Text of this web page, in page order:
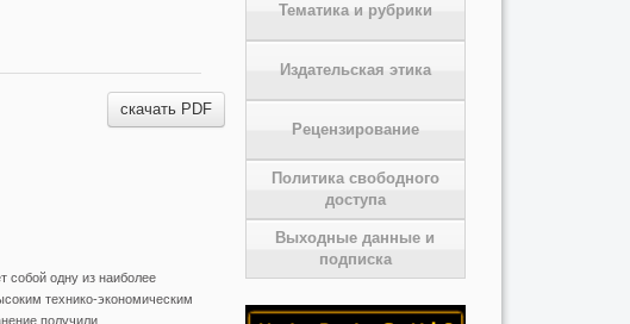
Тематика и рубрики
Издательская этика
Рецензирование
Политика свободного
доступа
Выходные данные и
подписка
скачать PDF
собой одну из наиболее
технико-экономическим
получили